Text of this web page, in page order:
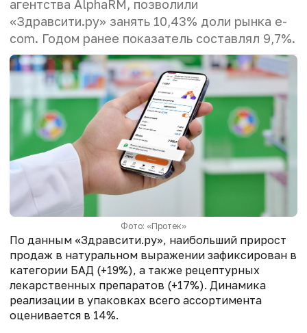
агентства AlphaRM, позволили
«Здравсити.ру» занять 10,43% доли рынка e-
com. Годом ранее показатель составлял 9,7%.
Фото: «Протек»
По данным «Здравсити.ру», наибольший прирост
продаж в натуральном выражении зафиксирован в
категории БАД (+19%), а также рецептурных
лекарственных препаратов (+17%). Динамика
реализации в упаковках всего ассортимента
оценивается в 14%.